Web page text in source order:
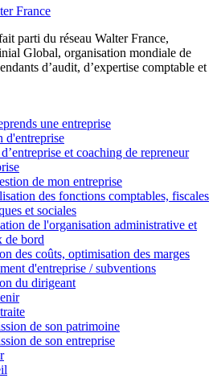
France
parti du réseau Walter France,
Global, organisation mondiale de
d’audit, d’expertise comptable et
une entreprise
d'entreprise
et coaching de repreneur
de mon entreprise
des fonctions comptables, fiscales
et sociales
de l'organisation administrative et
de bord
des coûts, optimisation des marges
d'entreprise / subventions
du dirigeant
de son patrimoine
de son entreprise